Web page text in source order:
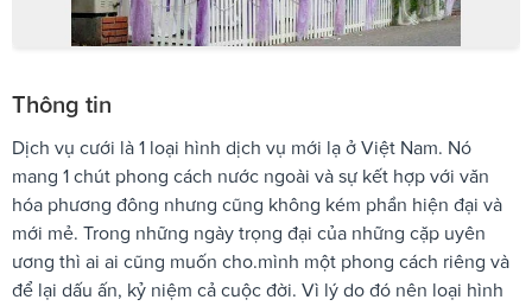
Thông tin
Dịch vụ cưới là 1 loại hình dịch vụ mới lạ ở Việt Nam. Nó
mang 1 chút phong cách nước ngoài và sự kết hợp với văn
hóa phương đông nhưng cũng không kém phần hiện đại và
mới mẻ. Trong những ngày trọng đại của những cặp uyên
ương thì ai ai cũng muốn cho.mình một phong cách riêng và
để lại dấu ấn, kỷ niệm cả cuộc đời. Vì lý do đó nên loại hình